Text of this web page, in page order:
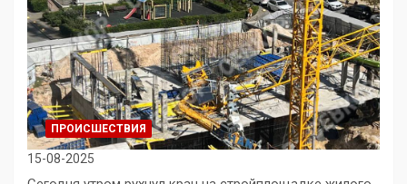
ПРОИСШЕСТВИЯ
15-08-2025